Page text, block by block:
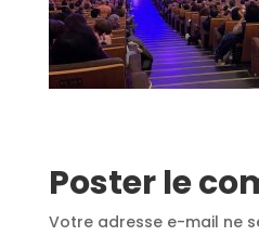
Poster le
Votre adresse e-mail ne